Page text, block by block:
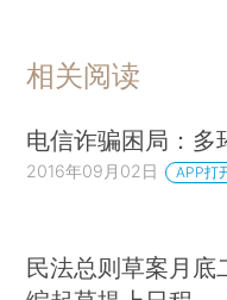
相关阅读
电信诈骗困局：多
2016年09月02日 APP打
民法总则草案月底